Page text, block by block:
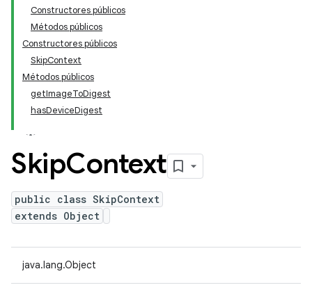
Constructores públicos
Métodos públicos
Constructores públicos
SkipContext
Métodos públicos
getImageToDigest
hasDeviceDigest
SkipContext
public class SkipContext
extends Object
java.lang.Object